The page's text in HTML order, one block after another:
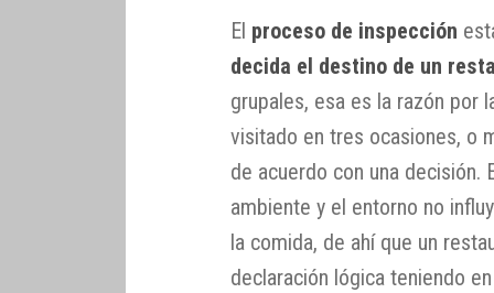
El proceso de inspección
decida el destino de un
grupales, esa es la razón por
visitado en tres ocasiones, o
de acuerdo con una decisión.
ambiente y el entorno no
la comida, de ahí que un
declaración lógica teniendo